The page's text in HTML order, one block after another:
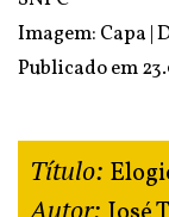
Imagem: Capa |
Publicado em
Título:
Autor: